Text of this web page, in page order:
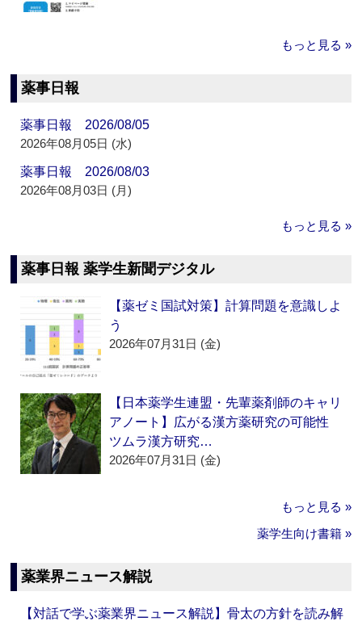
もっと見る »
薬事日報
薬事日報 2026/08/05
2026年08月05日 (水)
薬事日報 2026/08/03
2026年08月03日 (月)
もっと見る »
薬事日報 薬学生新聞デジタル
【薬ゼミ国試対策】計算問題を意識しよ
う
2026年07月31日 (金)
【日本薬学生連盟・先輩薬剤師のキャリ
アノート】広がる漢方薬研究の可能性
ツムラ漢方研究…
2026年07月31日 (金)
もっと見る »
薬学生向け書籍 »
薬業界ニュース解説
【対話で学ぶ薬業界ニュース解説】骨太の方針を読み解